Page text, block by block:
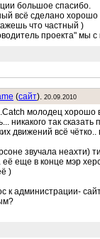
большое спасибо.
всё сделано хорошо
что частный )
проекта" мы
(cайт). 20.09.2010
молодец хорошо
никакого так
движений всё
звучала неахти)
её еще в конце мэр
)
к администрации-